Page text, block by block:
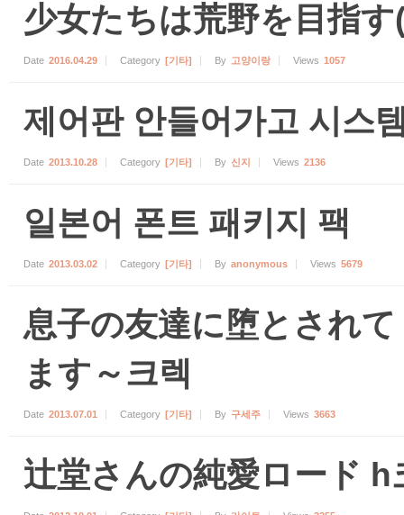
少女たちは荒野を目指
Date 2016.04.29 Category [기타] By 고양이랑 Views 1057
제어판 안들어가고 시스
Date 2013.10.28 Category [기타] By 신지 Views 2136
일본어 폰트 패키지 팩
Date 2013.03.02 Category [기타] By anonymous Views 5679
息子の友達に堕とされ
ます～크렉
Date 2013.07.01 Category [기타] By 구세주 Views 3663
辻堂さんの純愛ロード h